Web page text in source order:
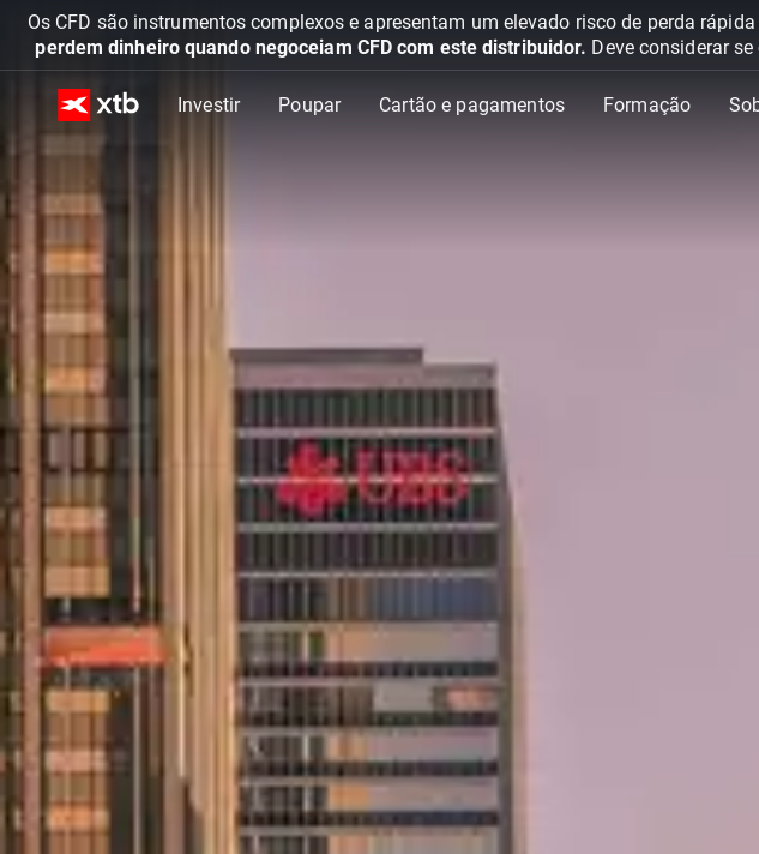
Os CFD são instrumentos complexos e apresentam um elevado risco de perda
perdem dinheiro quando negoceiam CFD com este distribuidor. Deve considerar
Investir Poupar Cartão e pagamentos Formação